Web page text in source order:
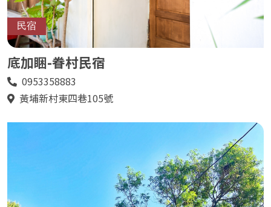
民宿
底加睏-眷村民宿
電0953358883
地黃埔新村東四巷105號